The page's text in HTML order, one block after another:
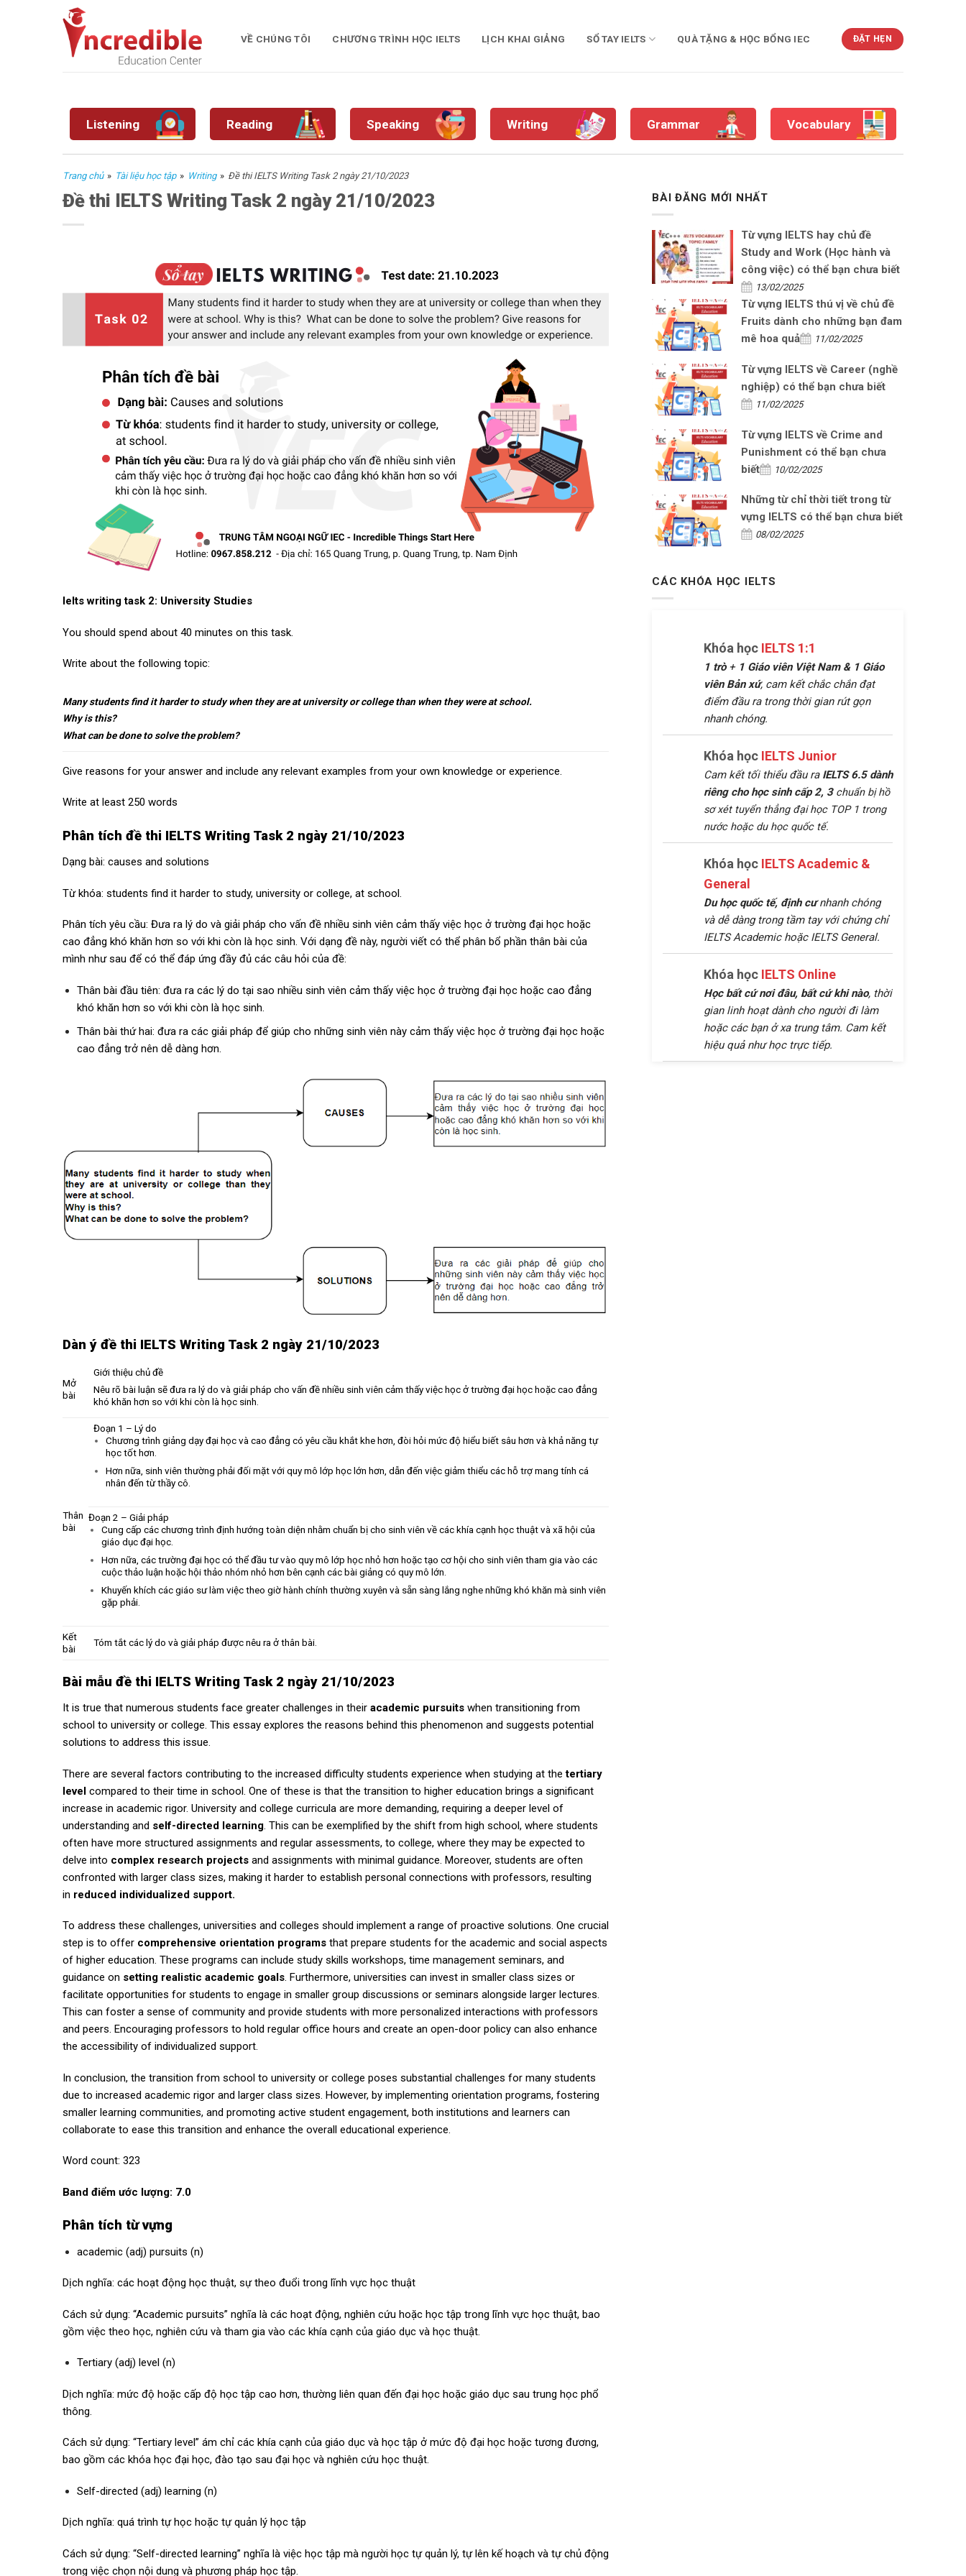
VỀ CHÚNG TÔI CHƯƠNG TRÌNH HỌC IELTS LỊCH KHAI GIẢNG SỔ TAY IELTS QUÀ TẶNG & HỌC BỔNG IEC ĐẶT HẸN
Listening Reading Speaking Writing Grammar Vocabulary
Trang chủ » Tài liệu học tập » Writing » Đề thi IELTS Writing Task 2 ngày 21/10/2023
Đề thi IELTS Writing Task 2 ngày 21/10/2023
Ielts writing task 2: University Studies
You should spend about 40 minutes on this task.
Write about the following topic:
Many students find it harder to study when they are at university or college than when they were at school.
Why is this?
What can be done to solve the problem?
Give reasons for your answer and include any relevant examples from your own knowledge or experience.
Write at least 250 words
Phân tích đề thi IELTS Writing Task 2 ngày 21/10/2023
Dạng bài: causes and solutions
Từ khóa: students find it harder to study, university or college, at school.
Phân tích yêu cầu: Đưa ra lý do và giải pháp cho vấn đề nhiều sinh viên cảm thấy việc học ở trường đại học hoặc
cao đẳng khó khăn hơn so với khi còn là học sinh. Với dạng đề này, người viết có thể phân bổ phần thân bài của
mình như sau để có thể đáp ứng đầy đủ các câu hỏi của đề:
Thân bài đầu tiên: đưa ra các lý do tại sao nhiều sinh viên cảm thấy việc học ở trường đại học hoặc cao đẳng
khó khăn hơn so với khi còn là học sinh.
Thân bài thứ hai: đưa ra các giải pháp để giúp cho những sinh viên này cảm thấy việc học ở trường đại học hoặc
cao đẳng trở nên dễ dàng hơn.
Dàn ý đề thi IELTS Writing Task 2 ngày 21/10/2023
Mở
bài
Giới thiệu chủ đề
Nêu rõ bài luận sẽ đưa ra lý do và giải pháp cho vấn đề nhiều sinh viên cảm thấy việc học ở trường đại học hoặc cao đẳng
khó khăn hơn so với khi còn là học sinh.
Thân
bài
Đoạn 1 – Lý do
Chương trình giảng dạy đại học và cao đẳng có yêu cầu khắt khe hơn, đòi hỏi mức độ hiểu biết sâu hơn và khả năng tự
học tốt hơn.
Hơn nữa, sinh viên thường phải đối mặt với quy mô lớp học lớn hơn, dẫn đến việc giảm thiểu các hỗ trợ mang tính cá
nhân đến từ thầy cô.
Đoạn 2 – Giải pháp
Cung cấp các chương trình định hướng toàn diện nhằm chuẩn bị cho sinh viên về các khía cạnh học thuật và xã hội của
giáo dục đại học.
Hơn nữa, các trường đại học có thể đầu tư vào quy mô lớp học nhỏ hơn hoặc tạo cơ hội cho sinh viên tham gia vào các
cuộc thảo luận hoặc hội thảo nhóm nhỏ hơn bên cạnh các bài giảng có quy mô lớn.
Khuyến khích các giáo sư làm việc theo giờ hành chính thường xuyên và sẵn sàng lắng nghe những khó khăn mà sinh viên
gặp phải.
Kết
bài
Tóm tắt các lý do và giải pháp được nêu ra ở thân bài.
Bài mẫu đề thi IELTS Writing Task 2 ngày 21/10/2023
It is true that numerous students face greater challenges in their academic pursuits when transitioning from
school to university or college. This essay explores the reasons behind this phenomenon and suggests potential
solutions to address this issue.
There are several factors contributing to the increased difficulty students experience when studying at thetertiary
level compared to their time in school. One of these is that the transition to higher education brings a significant
increase in academic rigor. University and college curricula are more demanding, requiring a deeper level of
understanding and self-directed learning. This can be exemplified by the shift from high school, where students
often have more structured assignments and regular assessments, to college, where they may be expected to
delve into complex research projects and assignments with minimal guidance. Moreover, students are often
confronted with larger class sizes, making it harder to establish personal connections with professors, resulting
in reduced individualized support.
To address these challenges, universities and colleges should implement a range of proactive solutions. One crucial
step is to offer comprehensive orientation programs that prepare students for the academic and social aspects
of higher education. These programs can include study skills workshops, time management seminars, and
guidance on setting realistic academic goals. Furthermore, universities can invest in smaller class sizes or
facilitate opportunities for students to engage in smaller group discussions or seminars alongside larger lectures.
This can foster a sense of community and provide students with more personalized interactions with professors
and peers. Encouraging professors to hold regular office hours and create an open-door policy can also enhance
the accessibility of individualized support.
In conclusion, the transition from school to university or college poses substantial challenges for many students
due to increased academic rigor and larger class sizes. However, by implementing orientation programs, fostering
smaller learning communities, and promoting active student engagement, both institutions and learners can
collaborate to ease this transition and enhance the overall educational experience.
Word count: 323
Band điểm ước lượng: 7.0
Phân tích từ vựng
academic (adj) pursuits (n)
Dịch nghĩa: các hoạt động học thuật, sự theo đuổi trong lĩnh vực học thuật
Cách sử dụng: “Academic pursuits” nghĩa là các hoạt động, nghiên cứu hoặc học tập trong lĩnh vực học thuật, bao
gồm việc theo học, nghiên cứu và tham gia vào các khía cạnh của giáo dục và học thuật.
Tertiary (adj) level (n)
Dịch nghĩa: mức độ hoặc cấp độ học tập cao hơn, thường liên quan đến đại học hoặc giáo dục sau trung học phổ
thông.
Cách sử dụng: “Tertiary level” ám chỉ các khía cạnh của giáo dục và học tập ở mức độ đại học hoặc tương đương,
bao gồm các khóa học đại học, đào tạo sau đại học và nghiên cứu học thuật.
Self-directed (adj) learning (n)
Dịch nghĩa: quá trình tự học hoặc tự quản lý học tập
Cách sử dụng: “Self-directed learning” nghĩa là việc học tập mà người học tự quản lý, tự lên kế hoạch và tự chủ động
trong việc chọn nội dung và phương pháp học tập.
BÀI ĐĂNG MỚI NHẤT
Từ vựng IELTS hay chủ đề
Study and Work (Học hành và
công việc) có thể bạn chưa biết
13/02/2025
Từ vựng IELTS thú vị về chủ đề
Fruits dành cho những bạn đam
mê hoa quả
11/02/2025
Từ vựng IELTS về Career (nghề
nghiệp) có thể bạn chưa biết
11/02/2025
Từ vựng IELTS về Crime and
Punishment có thể bạn chưa
biết
10/02/2025
Những từ chỉ thời tiết trong từ
vựng IELTS có thể bạn chưa biết
08/02/2025
CÁC KHÓA HỌC IELTS
Khóa học IELTS 1:1
1 trò+ 1 Giáo viên Việt Nam & 1 Giáo
viên Bản xứ, cam kết chắc chắn đạt
điểm đầu ra trong thời gian rút gọn
nhanh chóng.
Khóa học IELTS Junior
Cam kết tối thiểu đầu raIELTS 6.5 dành
riêng cho học sinh cấp 2, 3 chuẩn bị hồ
sơ xét tuyển thẳng đại học TOP 1 trong
nước hoặc du học quốc tế.
Khóa học IELTS Academic &
General
Du học quốc tế, định cưnhanh chóng
và dễ dàng trong tầm tay với chứng chỉ
IELTS Academic hoặc IELTS General.
Khóa học IELTS Online
Học bất cứ nơi đâu, bất cứ khi nào, thời
gian linh hoạt dành cho người đi làm
hoặc các bạn ở xa trung tâm. Cam kết
hiệu quả như học trực tiếp.